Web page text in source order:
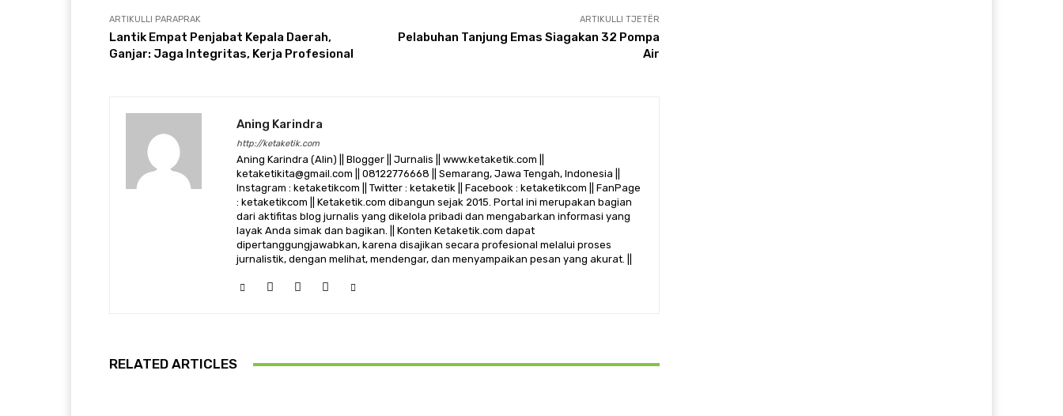
ARTIKULLI PARAPRAK
Lantik Empat Penjabat Kepala Daerah,
Ganjar: Jaga Integritas, Kerja Profesional
ARTIKULLI TJETËR
Pelabuhan Tanjung Emas Siagakan 32 Pompa
Air
Aning Karindra
http://ketaketik.com
Aning Karindra (Alin) || Blogger || Jurnalis || www.ketaketik.com ||
ketaketikita@gmail.com || 08122776668 || Semarang, Jawa Tengah, Indonesia ||
Instagram : ketaketikcom || Twitter : ketaketik || Facebook : ketaketikcom || FanPage
: ketaketikcom || Ketaketik.com dibangun sejak 2015. Portal ini merupakan bagian
dari aktifitas blog jurnalis yang dikelola pribadi dan mengabarkan informasi yang
layak Anda simak dan bagikan. || Konten Ketaketik.com dapat
dipertanggungjawabkan, karena disajikan secara profesional melalui proses
jurnalistik, dengan melihat, mendengar, dan menyampaikan pesan yang akurat. ||
RELATED ARTICLES